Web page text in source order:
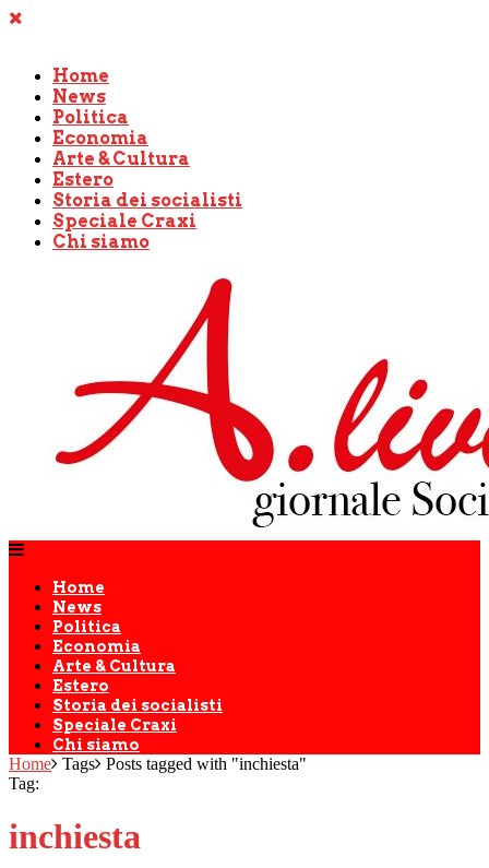
Home
News
Politica
Economia
Arte & Cultura
Estero
Storia dei socialisti
Speciale Craxi
Chi siamo
Home
News
Politica
Economia
Arte & Cultura
Estero
Storia dei socialisti
Speciale Craxi
Chi siamo
Home Tags Posts tagged with "inchiesta"
Tag:
inchiesta